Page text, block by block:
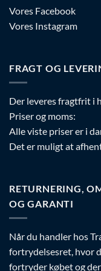
Vores Facebook
Vores Instagram
FRAGT OG
Der leveres fragtfrit i
Priser og moms:
Alle viste priser er i
Det er muligt at
RETURNERING,
OG GARANTI
Når du handler hos
fortrydelsesret, hvor
fortryder købet og